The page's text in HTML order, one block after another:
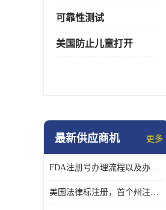
可靠性测试
美国防止儿童打开
最新供应商机 更多
FDA注册号办理流程以及办理周期是多久
美国法律标注册，首个州注册该如何选择